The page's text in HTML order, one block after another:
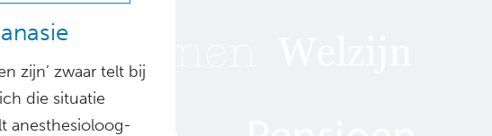
zijn’ zwaar telt bij
die situatie
anesthesioloog-